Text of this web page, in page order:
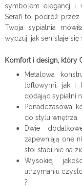
symbolem elegancji i
Serafi to podróż przez
Twoja sypialnia
wyczuj, jak sen staje się
Komfort i design, który
Metalowa
loftowymi, jak i
dodając sypialni
Ponadczasowa
do stylu wnętrza.
Dwie
zapewniają one
stoi stabilnie na
Wysokiej
utrzymaniu
?